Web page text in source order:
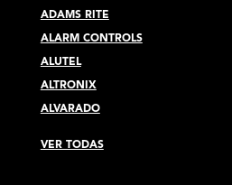
ADAMS RITE
ALARM CONTROLS
ALUTEL
ALTRONIX
ALVARADO
VER TODAS